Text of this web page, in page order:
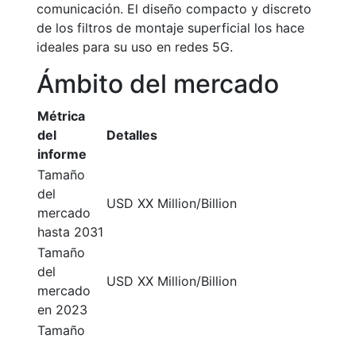
comunicación. El diseño compacto y discreto
de los filtros de montaje superficial los hace
ideales para su uso en redes 5G.
Ámbito del mercado
Métrica
del
informe
Detalles
Tamaño
del
mercado
hasta 2031
USD XX Million/Billion
Tamaño
del
mercado
en 2023
USD XX Million/Billion
Tamaño